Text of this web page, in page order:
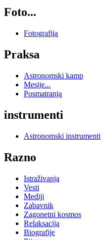
Foto...
Fotografija
Praksa
Astronomski kamp
Mesije...
Posmatranja
instrumenti
Astronomski instrumenti
Razno
Istraživanja
Vesti
Mediji
Zabavnik
Zagonetni kosmos
Relaksacija
Biografije